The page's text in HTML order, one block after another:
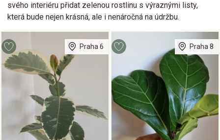
svého interiéru přidat zelenou rostlinu s výraznými listy,
která bude nejen krásná, ale i nenáročná na údržbu.
Praha 6 Praha 8